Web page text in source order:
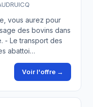
vous aurez pour
des bovins dans
- Le transport des
abattoi…
Voir l'offre →